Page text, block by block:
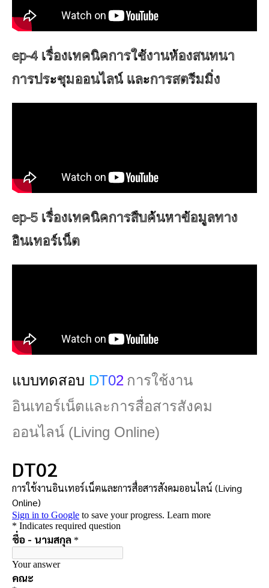
ep-4 เรื่องเทคนิคการใช้งานห้องสนทนา
การประชุมออนไลน์ และการสตรีมมิ่ง
ep-5 เรื่องเทคนิคการสืบค้นหาข้อมูลทาง
อินเทอร์เน็ต
แบบทดสอบ DT02 การใช้งาน
อินเทอร์เน็ตและการสื่อสารสังคม
ออนไลน์ (Living Online)